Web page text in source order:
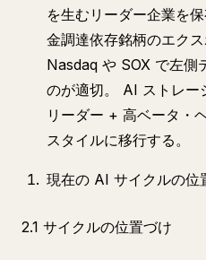
を生むリーダー企業を
金調達依存銘柄のエクス
Nasdaq や SOX で左側
のが適切。 AI ストレー
リーダー + 高ベータ・
スタイルに移行する。
現在の AI サイクルの位
2.1 サイクルの位置づけ